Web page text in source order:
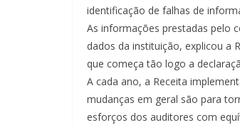
identificação de falhas de
As informações prestadas pelo
dados da instituição, explicou a
que começa tão logo a
A cada ano, a Receita
mudanças em geral são para
esforços dos auditores com